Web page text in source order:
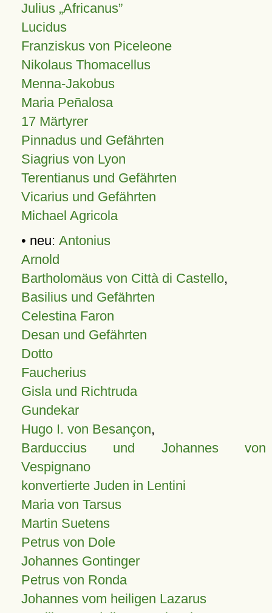
Julius Africanus
Lucidus
Franziskus von Piceleone
Nikolaus Thomacellus
Menna-Jakobus
Maria Peñalosa
17 Märtyrer
Pinnadus und Gefährten
Siagrius von Lyon
Terentianus und Gefährten
Vicarius und Gefährten
Michael Agricola
• neu: Antonius
Arnold
Bartholomäus von Città di Castello,
Basilius und Gefährten
Celestina Faron
Desan und Gefährten
Dotto
Faucherius
Gisla und Richtruda
Gundekar
Hugo I. von Besançon,
Barduccius und Johannes von
Vespignano
konvertierte Juden in Lentini
Maria von Tarsus
Martin Suetens
Petrus von Dole
Johannes Gontinger
Petrus von Ronda
Johannes vom heiligen Lazarus